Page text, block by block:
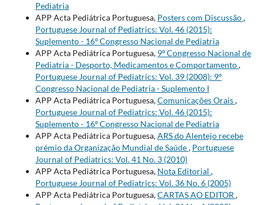
Pediatria
APP Acta Pediátrica Portuguesa, Posters com Discussão,
Portuguese Journal of Pediatrics: Vol. 46 (2015):
Suplemento - 16º Congresso Nacional de Pediatria
APP Acta Pediátrica Portuguesa, 9º Congresso Nacional de
Pediatria - Desporto, Medicamentos e Comportamento,
Portuguese Journal of Pediatrics: Vol. 39 (2008): 9º
Congresso Nacional de Pediatria - Suplemento I
APP Acta Pediátrica Portuguesa,Comunicações Orais,
Portuguese Journal of Pediatrics: Vol. 46 (2015):
Suplemento - 16º Congresso Nacional de Pediatria
APP Acta Pediátrica Portuguesa,ARS do Alentejo recebe
prémio da Organização Mundial de Saúde, Portuguese
Journal of Pediatrics: Vol. 41 No. 3 (2010)
APP Acta Pediátrica Portuguesa, Nota Editorial ,
Portuguese Journal of Pediatrics: Vol. 36 No. 6 (2005)
APP Acta Pediátrica Portuguesa,CARTAS AO EDITOR ,